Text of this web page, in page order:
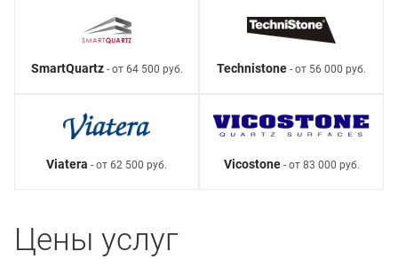
SmartQuartz- от 64 500 руб. Technistone - от 56 000 руб.
Viatera - от 62 500 руб. Vicostone- от 83 000 руб.
Цены услуг